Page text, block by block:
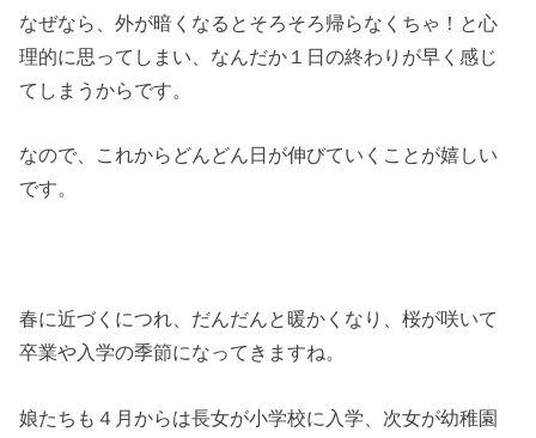
なぜなら、外が暗くなるとそろそろ帰らなくちゃ！と心
理的に思ってしまい、なんだか１日の終わりが早く感じ
てしまうからです。
なので、これからどんどん日が伸びていくことが嬉しい
です。
春に近づくにつれ、だんだんと暖かくなり、桜が咲いて
卒業や入学の季節になってきますね。
娘たちも４月からは長女が小学校に入学、次女が幼稚園